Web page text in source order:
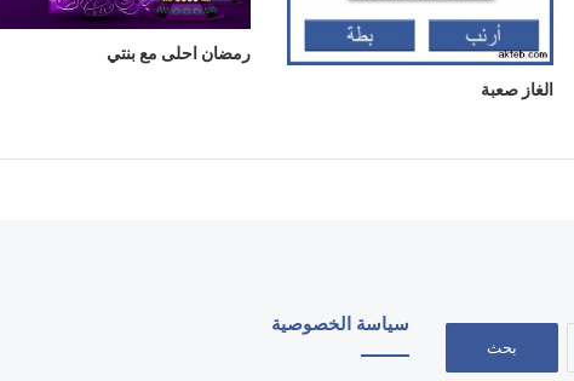
الغاز صعبة
رمضان احلى مع بنتي
سياسة الخصوصية